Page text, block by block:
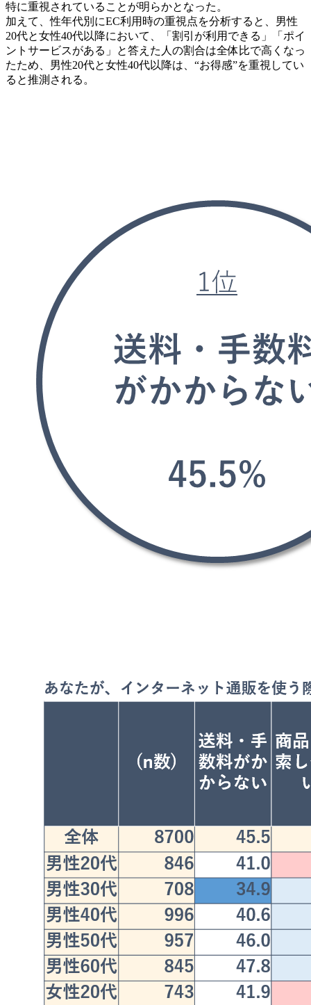
特に重視されていることが明らかとなった。
加えて、性年代別にEC利用時の重視点を分析すると、男性
20代と女性40代以降において、「割引が利用できる」「ポイ
ントサービスがある」と答えた人の割合は全体比で高くなっ
たため、男性20代と女性40代以降は、“お得感”を重視してい
ると推測される。